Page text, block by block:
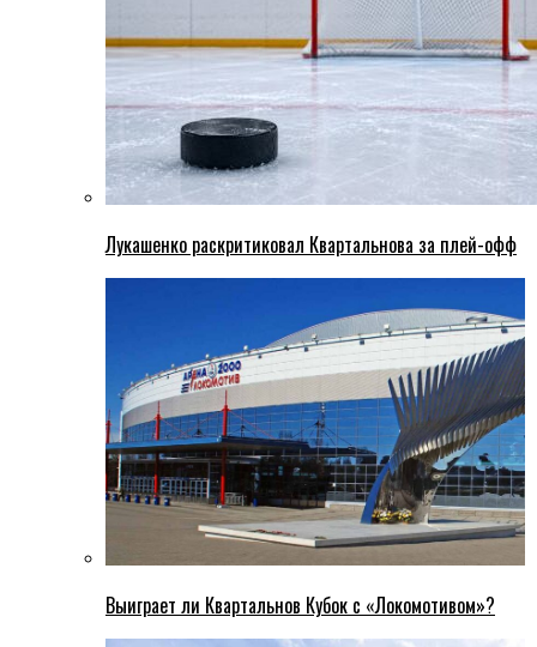
Лукашенко раскритиковал Квартальнова за плей-офф
Выиграет ли Квартальнов Кубок с «Локомотивом»?